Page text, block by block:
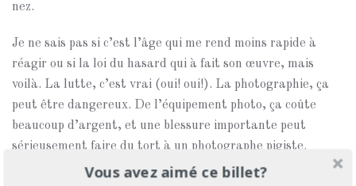
nez.
Je ne sais pas si c’est l’âge qui me rend moins rapide à
réagir ou si la loi du hasard qui à fait son œuvre, mais
voilà. La lutte, c’est vrai (oui! oui!). La photographie, ça
peut être dangereux. De l’équipement photo, ça coûte
beaucoup d’argent, et une blessure importante peut
sérieusement faire du tort à un photographe pigiste.
Vous avez aimé ce billet?